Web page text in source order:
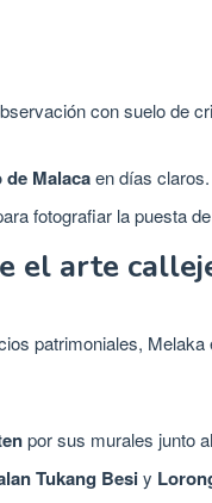
con suelo de
Malacaen días claros.
fotografiar la puesta
el arte
patrimoniales,
por sus murales junto
Tukang Besiy